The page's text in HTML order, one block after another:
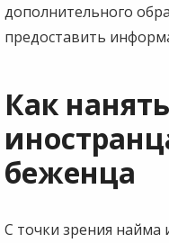
дополнительного
предоставить
Как
беженца
С точки зрения найма